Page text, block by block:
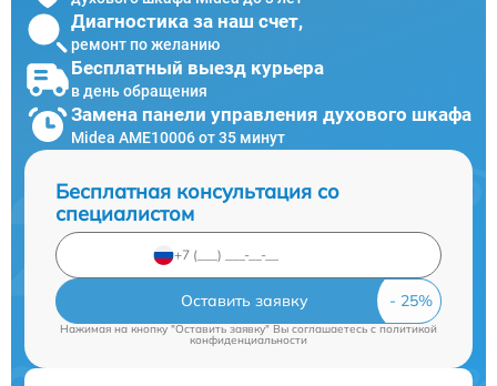
Диагностика за наш счет,
ремонт по желанию
Бесплатный выезд курьера
в день обращения
Замена панели управления духового шкафа
Midea AME10006 от 35 минут
Бесплатная консультация со
специалистом
Оставить заявку
Нажимая на кнопку "Оставить заявку" Вы соглашаетесь cполитикой
конфиденциальности